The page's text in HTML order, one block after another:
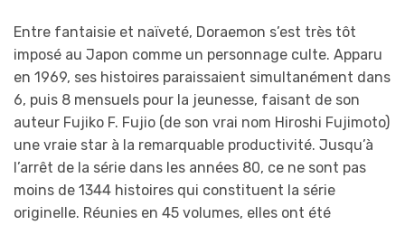
Entre fantaisie et naïveté, Doraemon s’est très tôt
imposé au Japon comme un personnage culte. Apparu
en 1969, ses histoires paraissaient simultanément dans
6, puis 8 mensuels pour la jeunesse, faisant de son
auteur Fujiko F. Fujio (de son vrai nom Hiroshi Fujimoto)
une vraie star à la remarquable productivité. Jusqu’à
l’arrêt de la série dans les années 80, ce ne sont pas
moins de 1344 histoires qui constituent la série
originelle. Réunies en 45 volumes, elles ont été